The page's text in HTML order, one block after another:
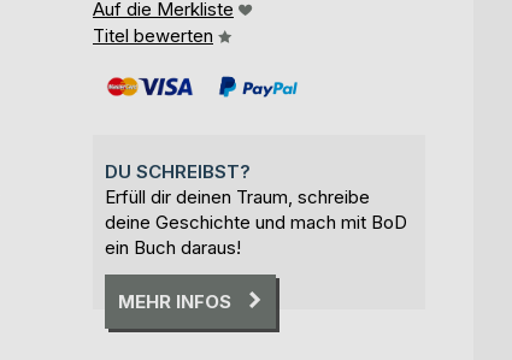
Auf die Merkliste
Titel bewerten
DU SCHREIBST?
Erfüll dir deinen Traum, schreibe
deine Geschichte und mach mit BoD
ein Buch daraus!
MEHR INFOS